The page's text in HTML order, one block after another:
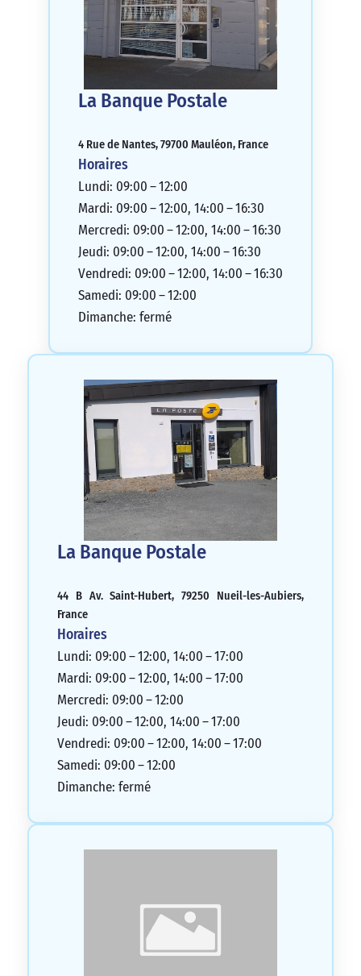
La Banque Postale
4 Rue de Nantes, 79700 Mauléon, France
Horaires
Lundi: 09:00 – 12:00
Mardi: 09:00 – 12:00, 14:00 – 16:30
Mercredi: 09:00 – 12:00, 14:00 – 16:30
Jeudi: 09:00 – 12:00, 14:00 – 16:30
Vendredi: 09:00 – 12:00, 14:00 – 16:30
Samedi: 09:00 – 12:00
Dimanche: fermé
La Banque Postale
44 B Av. Saint-Hubert, 79250 Nueil-les-Aubiers,
France
Horaires
Lundi: 09:00 – 12:00, 14:00 – 17:00
Mardi: 09:00 – 12:00, 14:00 – 17:00
Mercredi: 09:00 – 12:00
Jeudi: 09:00 – 12:00, 14:00 – 17:00
Vendredi: 09:00 – 12:00, 14:00 – 17:00
Samedi: 09:00 – 12:00
Dimanche: fermé